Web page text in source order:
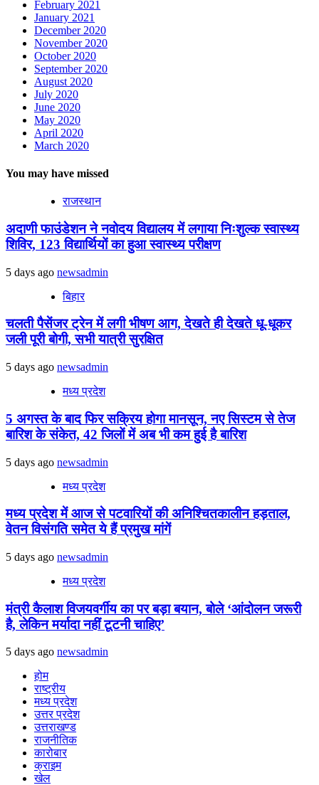
February 2021
January 2021
December 2020
November 2020
October 2020
September 2020
August 2020
July 2020
June 2020
May 2020
April 2020
March 2020
You may have missed
राजस्थान
अदाणी फाउंडेशन ने नवोदय विद्यालय में लगाया निःशुल्क स्वास्थ्य
शिविर, 123 विद्यार्थियों का हुआ स्वास्थ्य परीक्षण
5 days ago newsadmin
बिहार
चलती पैसेंजर ट्रेन में लगी भीषण आग, देखते ही देखते धू-धूकर
जली पूरी बोगी, सभी यात्री सुरक्षित
5 days ago newsadmin
मध्य प्रदेश
5 अगस्त के बाद फिर सक्रिय होगा मानसून, नए सिस्टम से तेज
बारिश के संकेत, 42 जिलों में अब भी कम हुई है बारिश
5 days ago newsadmin
मध्य प्रदेश
मध्य प्रदेश में आज से पटवारियों की अनिश्चितकालीन हड़ताल,
वेतन विसंगति समेत ये हैं प्रमुख मांगें
5 days ago newsadmin
मध्य प्रदेश
मंत्री कैलाश विजयवर्गीय का पर बड़ा बयान, बोले ‘आंदोलन जरूरी
है, लेकिन मर्यादा नहीं टूटनी चाहिए’
5 days ago newsadmin
होम
राष्ट्रीय
मध्य प्रदेश
उत्तर प्रदेश
उत्तराखण्ड
राजनीतिक
कारोबार
क्राइम
खेल